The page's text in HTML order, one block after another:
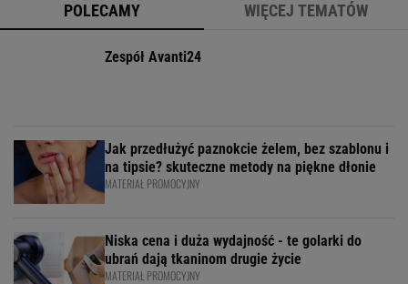
POLECAMY WIĘCEJ TEMATÓW
Zespół Avanti24
Jak przedłużyć paznokcie żelem, bez szablonu i
na tipsie? skuteczne metody na piękne dłonie
MATERIAŁ PROMOCYJNY
Niska cena i duża wydajność - te golarki do
ubrań dają tkaninom drugie życie
MATERIAŁ PROMOCYJNY